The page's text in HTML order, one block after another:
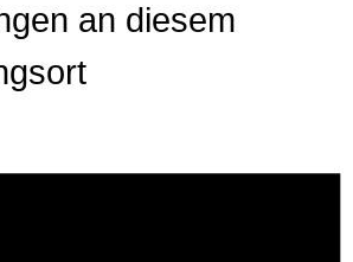
an diesem